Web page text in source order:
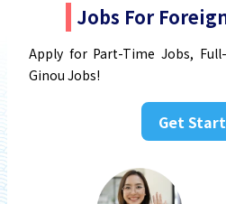
Jobs For
Apply for Part-Time Jobs,
Ginou Jobs!
Get